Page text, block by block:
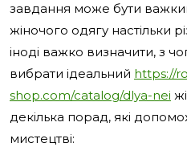
завдання може бути
жіночого одягу настільки
іноді важко визначити, з
вибрати ідеальний https://
shop.com/catalog/dlya-nei
декілька порад, які
мистецтві: